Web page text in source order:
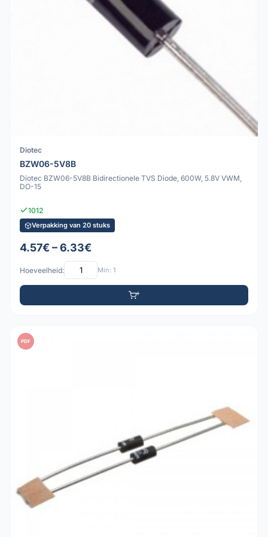
Diotec
BZW06-5V8B
Diotec BZW06-5V8B Bidirectionele TVS Diode, 600W, 5.8V VWM,
DO-15
1012
Verpakking van 20 stuks
4.57€ – 6.33€
Hoeveelheid: Min: 1
PDF